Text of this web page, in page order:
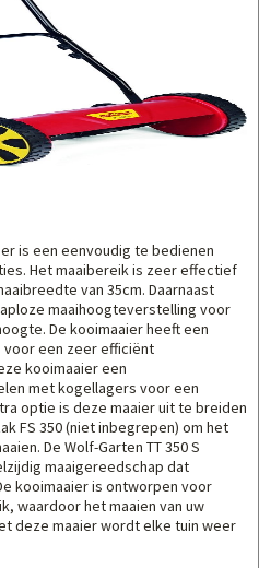
is een eenvoudig te bedienen
Het maaibereik is zeer effectief
van 35cm. Daarnaast
maaihoogteverstelling voor
De kooimaaier heeft een
een zeer efficiënt
kooimaaier een
met kogellagers voor een
optie is deze maaier uit te breiden
FS 350 (niet inbegrepen) om het
De Wolf-Garten TT 350 S
maaigereedschap dat
kooimaaier is ontworpen voor
waardoor het maaien van uw
deze maaier wordt elke tuin weer